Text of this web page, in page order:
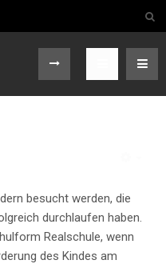
besucht werden, die
durchlaufen haben.
Realschule, wenn
des Kindes am